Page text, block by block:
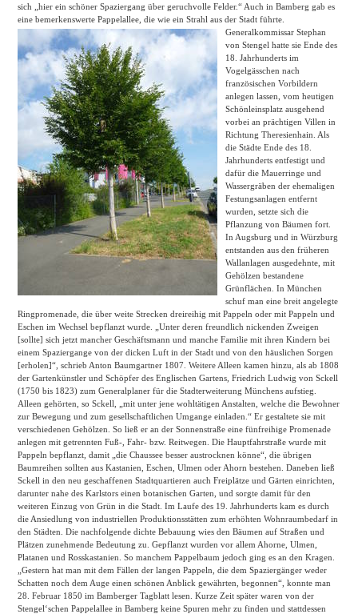
sich „hier ein schöner Spaziergang über geruchvolle Felder.“ Auch in Bamberg gab es
eine bemerkenswerte Pappelallee, die wie ein Strahlaus der Stadt führte.
Generalkommissar Stephan
von Stengel hatte sie Ende des
18. Jahrhunderts im
Vogelgässchen nach
französischen Vorbildern
anlegen lassen, vom heutigen
Schönleinsplatz ausgehend
vorbei an prächtigen Villen in
Richtung Theresienhain. Als
die Städte Ende des 18.
Jahrhunderts entfestigt und
dafür die Mauerringe und
Wassergräben der ehemaligen
Festungsanlagen entfernt
wurden, setzte sich die
Pflanzung von Bäumen fort.
In Augsburg und in Würzburg
entstanden aus den früheren
Wallanlagen ausgedehnte, mit
Gehölzen bestandene
Grünflächen. In München
schuf man eine breit angelegte
Ringpromenade, die über weite Strecken dreireihig mit Pappeln oder mit Pappeln und
Eschen im Wechsel bepflanzt wurde. „Unter deren freundlich nickenden Zweigen
[sollte] sich jetzt mancher Geschäftsmann und manche Familie mit ihren Kindern bei
einem Spaziergange von der dicken Luft in der Stadt und von den häuslichen Sorgen
[erholen]“, schrieb Anton Baumgartner 1807. Weitere Alleen kamen hinzu, als ab 1808
der Gartenkünstler und Schöpfer des Englischen Gartens, Friedrich Ludwig von Sckell
(1750 bis 1823) zum Generalplaner für die Stadterweiterung Münchens aufstieg.
Alleen gehörten, so Sckell, „mit unter jene wohltätigen Anstalten, welche die Bewohner
zur Bewegung und zum gesellschaftlichen Umgange einladen.“ Er gestaltete sie mit
verschiedenen Gehölzen. So ließ er an der Sonnenstraße eine fünfreihige Promenade
anlegen mit getrennten Fuß-, Fahr- bzw. Reitwegen. Die Hauptfahrstraße wurde mit
Pappeln bepflanzt, damit „die Chaussee besser austrocknen könne“, die übrigen
Baumreihen sollten aus Kastanien, Eschen, Ulmen oder Ahorn bestehen. Daneben ließ
Sckell in den neu geschaffenen Stadtquartieren auch Freiplätze und Gärten einrichten,
darunter nahe des Karlstors einen botanischen Garten, und sorgte damit für den
weiteren Einzug von Grün in die Stadt. Im Laufe des 19. Jahrhunderts kam es durch
die Ansiedlung von industriellen Produktionsstätten zum erhöhten Wohnraumbedarf in
den Städten. Die nachfolgende dichte Bebauung wies den Bäumen auf Straßen und
Plätzen zunehmende Bedeutung zu. Gepflanzt wurden vor allem Ahorne, Ulmen,
Platanen und Rosskastanien. So manchem Pappelbaum jedoch ging es an den Kragen.
„Gestern hat man mit dem Fällen der langen Pappeln, die dem Spaziergänger weder
Schatten noch dem Auge einen schönen Anblick gewährten, begonnen“, konnte man
28. Februar 1850 im Bamberger Tagblatt lesen. Kurze Zeit später waren von der
Stengel‘schen Pappelallee in Bamberg keine Spuren mehr zu finden und stattdessen